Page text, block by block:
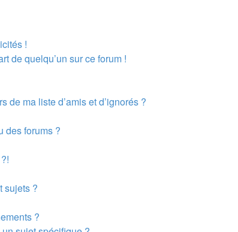
!
de quelqu’un sur ce forum !
ma liste d’amis et d’ignorés ?
des forums ?
sujets ?
?